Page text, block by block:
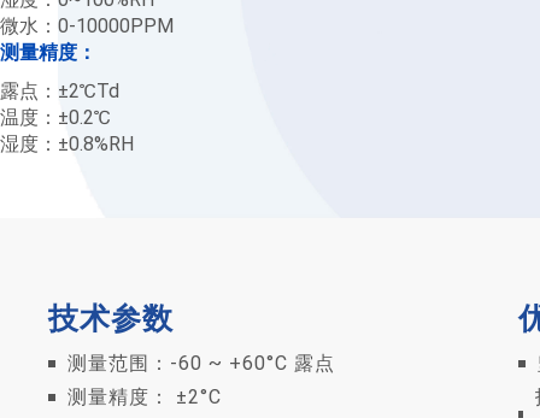
微水：0-10000PPM
测量精度：
露点：±2℃Td
温度：±0.2℃
湿度：±0.8%RH
技术参数
测量范围：-60 ~ +60°C 露点
测量精度： ±2°C